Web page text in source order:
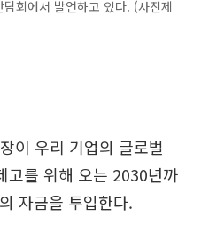
회에서 발언하고 있다. (사진제
이 우리 기업의 글로벌
고를 위해 오는 2030년까
자금을 투입한다.